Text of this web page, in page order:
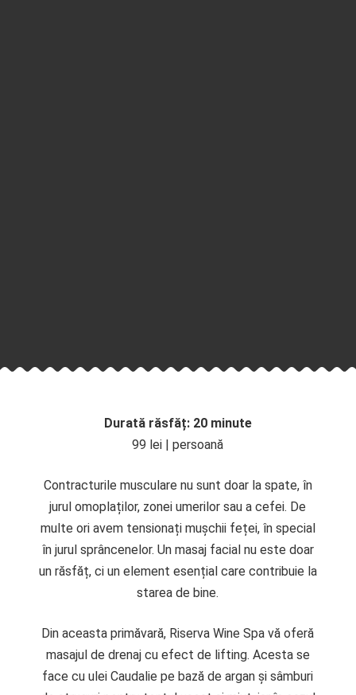
Durată răsfăț: 20 minute
99 lei | persoană
Contracturile musculare nu sunt doar la spate, în
jurul omoplaților, zonei umerilor sau a cefei. De
multe ori avem tensionați mușchii feței, în special
în jurul sprâncenelor. Un masaj facial nu este doar
un răsfăț, ci un element esențial care contribuie la
starea de bine.
Din aceasta primăvară, Riserva Wine Spa vă oferă
masajul de drenaj cu efect de lifting. Acesta se
face cu ulei Caudalie pe bază de argan și sâmburi